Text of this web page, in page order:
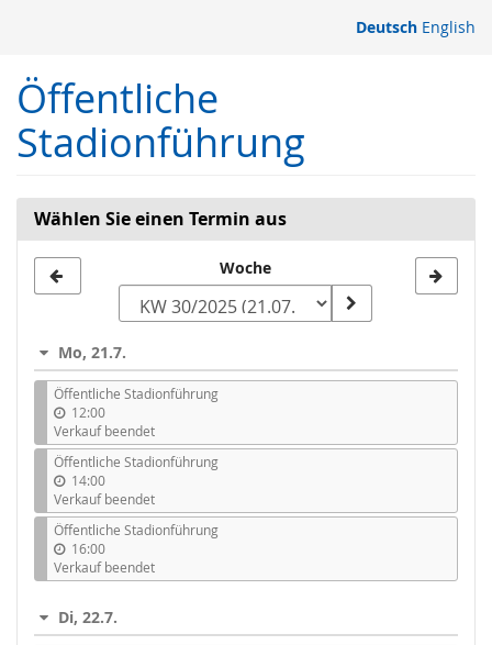
springen
Deutsch English
Öffentliche
Stadionführung
Wählen Sie einen Termin aus
zur
auswählen
Woche
Mo, 21.7.
Öffentliche Stadionführung
12:00
Verkauf beendet
Öffentliche Stadionführung
14:00
Verkauf beendet
Öffentliche Stadionführung
16:00
Verkauf beendet
Di, 22.7.